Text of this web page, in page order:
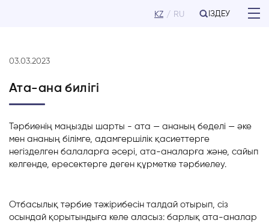
KZ RU ІЗДЕУ
03.03.2023
Ата-ана билігі
Тәрбиенің маңызды шарты - ата — ананың беделі — әке
мен ананың білімге, адамгершілік қасиеттерге
негізделген балаларға әсері, ата-аналарға және, сайып
келгенде, ересектерге деген құрметке тәрбиелеу.
Отбасылық тәрбие тәжірибесін талдай отырып, сіз
осындай қорытындыға келе аласыз: барлық ата-аналар